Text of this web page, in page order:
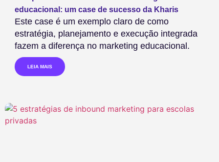
educacional: um case de sucesso da Kharis
Este case é um exemplo claro de como
estratégia, planejamento e execução integrada
fazem a diferença no marketing educacional.
LEIA MAIS